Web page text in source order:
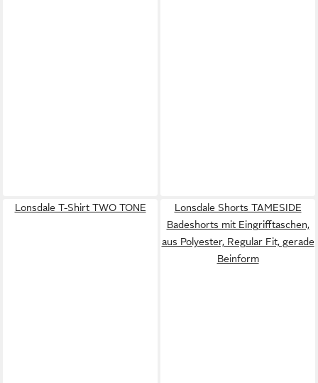
Lonsdale T-Shirt TWO TONE
Lonsdale Shorts TAMESIDE
Badeshorts mit Eingrifftaschen,
aus Polyester, Regular Fit, gerade
Beinform